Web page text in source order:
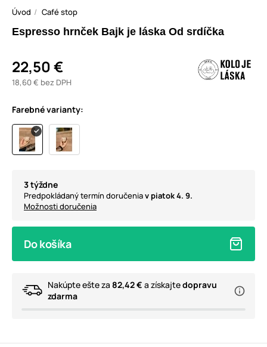
Úvod Café stop
Espresso hrnček Bajk je láska Od srdíčka
22,50 €
18,60 € bez DPH
Farebné varianty:
3 týždne
Predpokládaný termín doručeniav piatok 4. 9.
Možnosti doručenia
Do košíka
Nakúpte ešte za 82,42 € a získajtedopravu
zdarma